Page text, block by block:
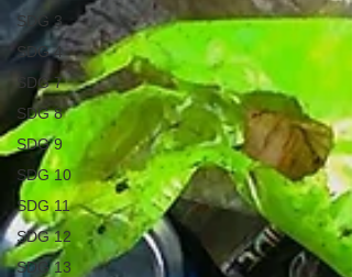
SDG 3
SDG 4
SDG 7
SDG 8
SDG 9
SDG 10
SDG 11
SDG 12
SDG 13